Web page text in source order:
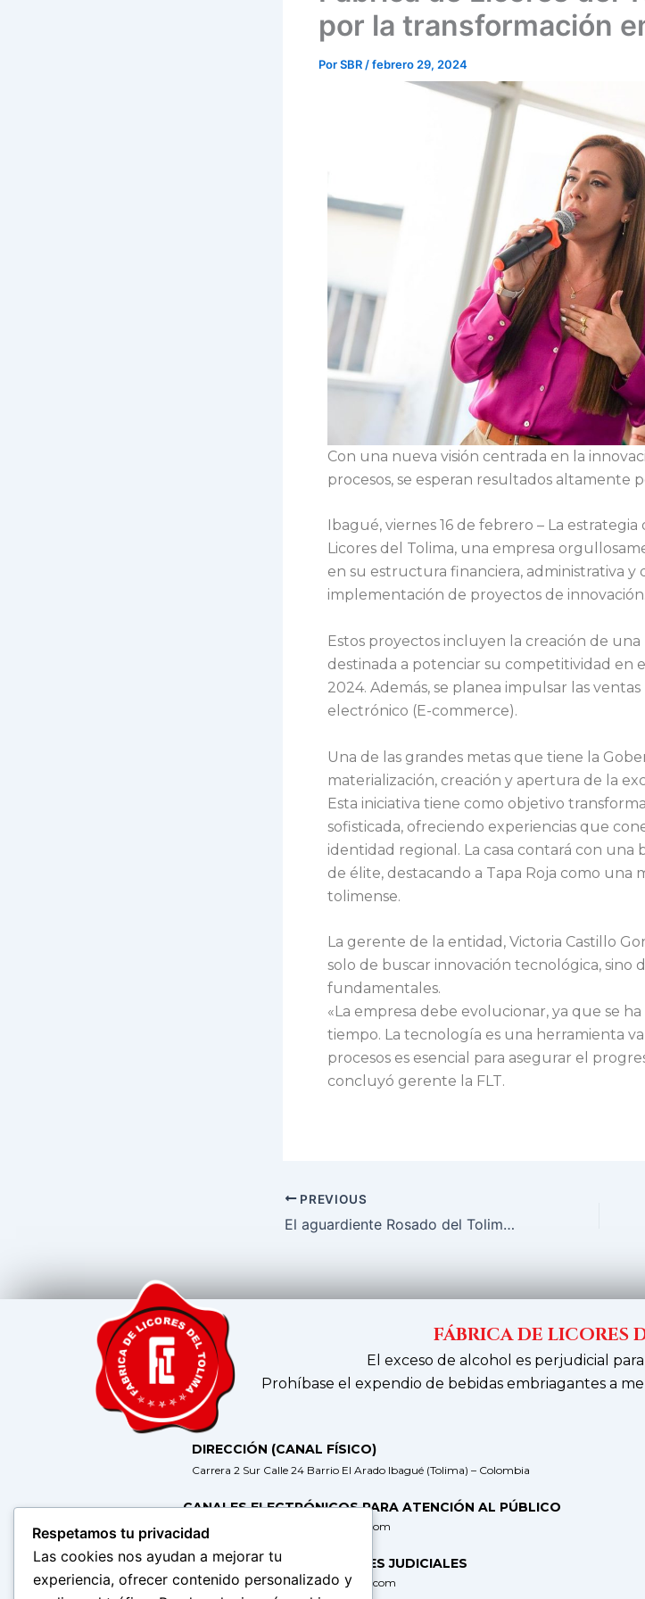
por la transformación
PorSBR /febrero 29, 2024
Con una nueva visión centrada en la
procesos, se esperan resultados altamente
Ibagué, viernes 16 de febrero – La
Licores del Tolima, una empresa
en su estructura financiera, administrativa y
implementación de proyectos de innovación.
Estos proyectos incluyen la creación de
destinada a potenciar su competitividad en
2024. Además, se planea impulsar las
electrónico (E-commerce).
Una de las grandes metas que tiene la
materialización, creación y apertura de la
Esta iniciativa tiene como objetivo
sofisticada, ofreciendo experiencias que
identidad regional. La casa contará con
de élite, destacando a Tapa Roja como una
tolimense.
La gerente de la entidad, Victoria Castillo
solo de buscar innovación tecnológica, sino
fundamentales.
«La empresa debe evolucionar, ya que se
tiempo. La tecnología es una herramienta
procesos es esencial para asegurar el
concluyó gerente la FLT.
PREVIOUS
El aguardiente Rosado del Tolima volverá a escena
FÁBRICA DE LICORES
El exceso de alcohol es perjudicial
Prohíbase el expendio de bebidas embriagantes a
DIRECCIÓN (CANAL FÍSICO)
Carrera 2 Sur Calle 24 Barrio El Arado Ibagué (Tolima) – Colombia
CANALES ELECTRÓNICOS PARA ATENCIÓN AL PÚBLICO
gerencia@fabricadelicoresdeltolima.com
CORREO DE NOTIFICACIONES JUDICIALES
secretaria@fabricadelicoresdeltolima.com
Respetamos tu privacidad
Las cookies nos ayudan a mejorar tu
experiencia, ofrecer contenido personalizado y